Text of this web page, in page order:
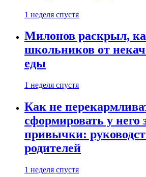
1 неделя спустя
Милонов раскрыл,
школьников от
еды
1 неделя спустя
Как не
сформировать у него
привычки:
родителей
1 неделя спустя